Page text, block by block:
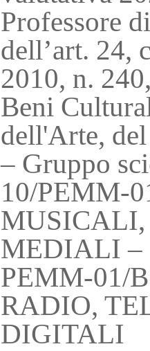
Professore
dell’art. 24,
2010, n.
Beni
dell'Arte,
– Gruppo
10/PEMM-
MUSICALI,
MEDIALI –
PEMM-01/
RADIO,
DIGITALI